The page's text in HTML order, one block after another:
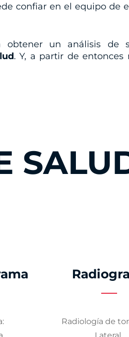
confiar en el equipo de
obtener un análisis de
. Y, a partir de entonces
Radiología de